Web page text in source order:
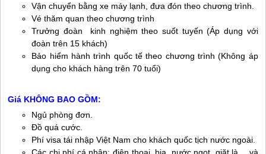
Vận chuyển bằng xe máy lạnh, đưa đón theo chương trình.
Vé thăm quan theo chương trình
Trưởng đoàn kinh nghiệm theo suốt tuyến (Áp dụng với
đoàn trên 15 khách)
Bảo hiểm hành trình quốc tế theo chương trình (Không áp
dụng cho khách hàng trên 70 tuổi)
Giá KHÔNG BAO GỒM:
Ngủ phòng đơn.
Đồ quá cước.
Phí visa tái nhập Việt Nam cho khách quốc tịch nước ngoài.
Các chi phí cá nhân: điện thoại, bia, nước ngọt, giặt là… và